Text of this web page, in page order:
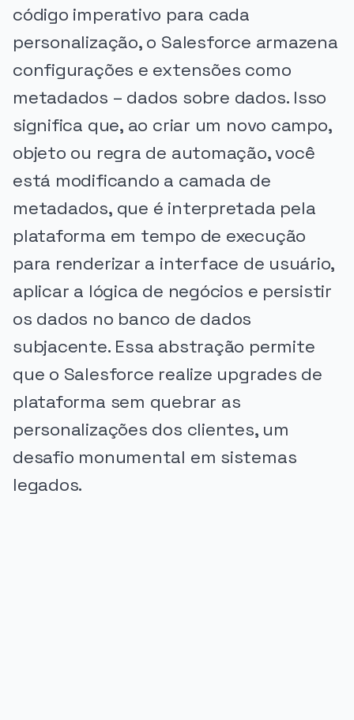
código imperativo para cada
personalização, o Salesforce armazena
configurações e extensões como
metadados – dados sobre dados. Isso
significa que, ao criar um novo campo,
objeto ou regra de automação, você
está modificando a camada de
metadados, que é interpretada pela
plataforma em tempo de execução
para renderizar a interface de usuário,
aplicar a lógica de negócios e persistir
os dados no banco de dados
subjacente. Essa abstração permite
que o Salesforce realize upgrades de
plataforma sem quebrar as
personalizações dos clientes, um
desafio monumental em sistemas
legados.